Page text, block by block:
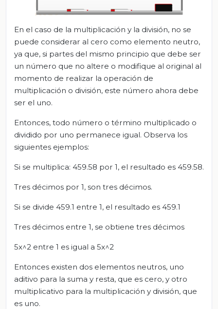
En el caso de la multiplicación y la división, no se
puede considerar al cero como elemento neutro,
ya que, si partes del mismo principio que debe ser
un número que no altere o modifique al original al
momento de realizar la operación de
multiplicación o división, este número ahora debe
ser el uno.
Entonces, todo número o término multiplicado o
dividido por uno permanece igual. Observa los
siguientes ejemplos:
Si se multiplica: 459.58 por 1, el resultado es 459.58.
Tres décimos por 1, son tres décimos.
Si se divide 459.1 entre 1, el resultado es 459.1
Tres décimos entre 1, se obtiene tres décimos
5x^2 entre 1 es igual a 5x^2
Entonces existen dos elementos neutros, uno
aditivo para la suma y resta, que es cero, y otro
multiplicativo para la multiplicación y división, que
es uno.